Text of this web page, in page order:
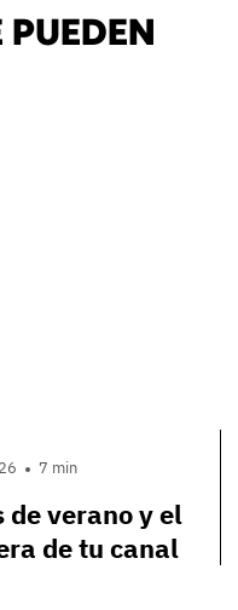
7 min
verano y el
de tu canal